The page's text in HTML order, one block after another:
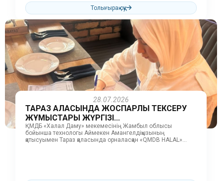
Толығырақ оқу
28.07.2026
ТАРАЗ ҚАЛАСЫНДА ЖОСПАРЛЫ ТЕКСЕРУ
ЖҰМЫСТАРЫ ЖҮРГІЗІ...
ҚМДБ «Халал Даму» мекемесінің Жамбыл облысы
бойынша технологы Аймекен Амангелдіқызының
қатысуымен Тараз қаласында орналасқан «QMDB HALAL»